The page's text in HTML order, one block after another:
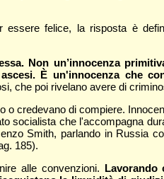
felice, la risposta è
Non un’innocenza
È un'innocenza che
che poi rivelano avere di
o credevano di compiere.
socialista che l'accompagna
Smith, parlando in Russia
185).
alle convenzioni. Lavorando